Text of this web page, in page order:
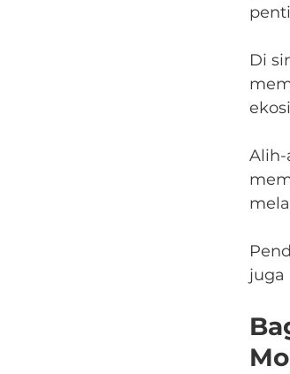
Di
Alih-
juga